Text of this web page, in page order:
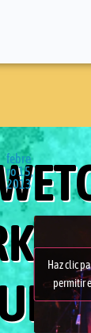
febre
ro 15,
2013
Haz clic
permitir